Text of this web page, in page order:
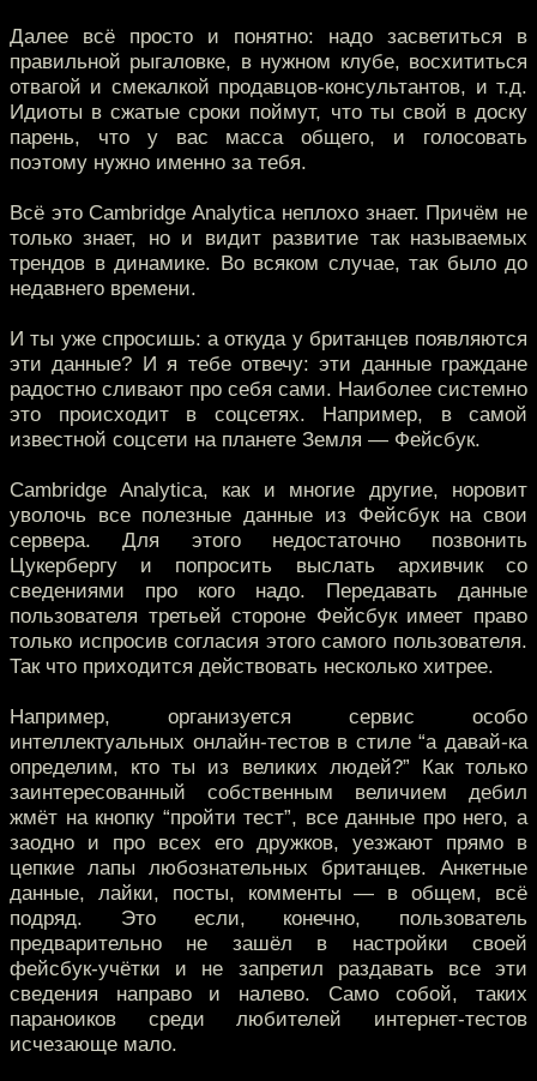
Далее всё просто и понятно: надо засветиться в
правильной рыгаловке, в нужном клубе, восхититься
отвагой и смекалкой продавцов-консультантов, и т.д.
Идиоты в сжатые сроки поймут, что ты свой в доску
парень, что у вас масса общего, и голосовать
поэтому нужно именно за тебя.
Всё это Cambridge Analytica неплохо знает. Причём не
только знает, но и видит развитие так называемых
трендов в динамике. Во всяком случае, так было до
недавнего времени.
И ты уже спросишь: а откуда у британцев появляются
эти данные? И я тебе отвечу: эти данные граждане
радостно сливают про себя сами. Наиболее системно
это происходит в соцсетях. Например, в самой
известной соцсети на планете Земля — Фейсбук.
Cambridge Analytica, как и многие другие, норовит
уволочь все полезные данные из Фейсбук на свои
сервера. Для этого недостаточно позвонить
Цукербергу и попросить выслать архивчик со
сведениями про кого надо. Передавать данные
пользователя третьей стороне Фейсбук имеет право
только испросив согласия этого самого пользователя.
Так что приходится действовать несколько хитрее.
Например, организуется сервис особо
интеллектуальных онлайн-тестов в стиле “а давай-ка
определим, кто ты из великих людей?” Как только
заинтересованный собственным величием дебил
жмёт на кнопку “пройти тест”, все данные про него, а
заодно и про всех его дружков, уезжают прямо в
цепкие лапы любознательных британцев. Анкетные
данные, лайки, посты, комменты — в общем, всё
подряд. Это если, конечно, пользователь
предварительно не зашёл в настройки своей
фейсбук-учётки и не запретил раздавать все эти
сведения направо и налево. Само собой, таких
параноиков среди любителей интернет-тестов
исчезающе мало.